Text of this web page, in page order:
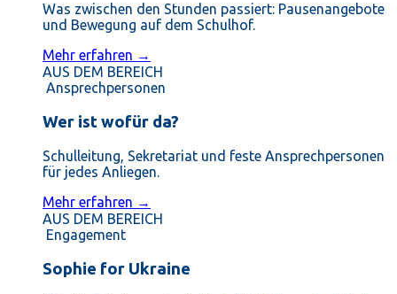
Was zwischen den Stunden passiert: Pausenangebote
und Bewegung auf dem Schulhof.
Mehr erfahren →
AUS DEM BEREICH
Ansprechpersonen
Wer ist wofür da?
Schulleitung, Sekretariat und feste Ansprechpersonen
für jedes Anliegen.
Mehr erfahren →
AUS DEM BEREICH
Engagement
Sophie for Ukraine